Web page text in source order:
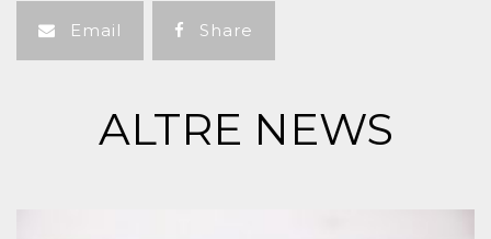
Email Share
ALTRE NEWS